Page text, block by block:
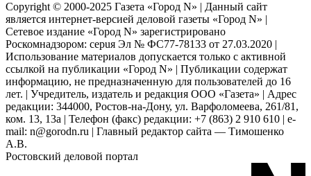
Copyright © 2000-2025 Газета «Город N» | Данный сайт
является интернет-версией деловой газеты «Город N» |
Сетевое издание «Город N» зарегистрировано
Роскомнадзором: серuя Эл № ФС77-78133 от 27.03.2020 |
Использование материалов допускается только с активной
ссылкой на публикации «Город N» | Публикации содержат
информацию, не предназначенную для пользователей до 16
лет. | Учредитель, издатель и редакция ООО «Газета» | Адрес
редакции: 344000, Ростов-на-Дону, ул. Варфоломеева, 261/81,
ком. 13, 13а | Телефон (факс) редакции: +7 (863) 2 910 610 | e-
mail: n@gorodn.ru | Главный редактор сайта — Тимошенко
А.В.
Ростовский деловой портал